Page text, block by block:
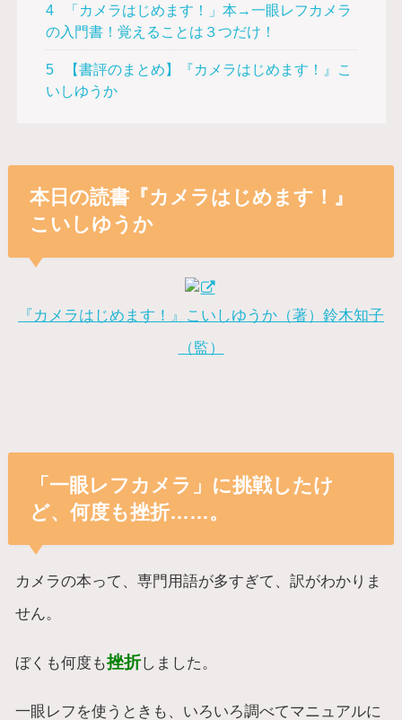
4
「カメラはじめます！」本→一眼レフカメラ
の入門書！覚えることは３つだけ！
5
【書評のまとめ】『カメラはじめます！』こ
いしゆうか
本日の読書『カメラはじめます！』
こいしゆうか
『カメラはじめます！』こいしゆうか（著）鈴木知子
（監）
「一眼レフカメラ」に挑戦したけ
ど、何度も挫折……。
カメラの本って、専門用語が多すぎて、訳がわかりま
せん。
ぼくも何度も挫折しました。
一眼レフを使うときも、いろいろ調べてマニュアルに